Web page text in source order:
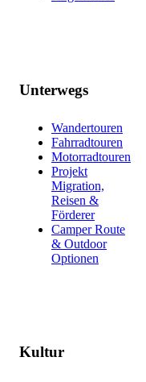
Unterwegs
Wandertouren
Fahrradtouren
Motorradtouren
Projekt
Migration,
Reisen &
Förderer
Camper Route
& Outdoor
Optionen
Kultur